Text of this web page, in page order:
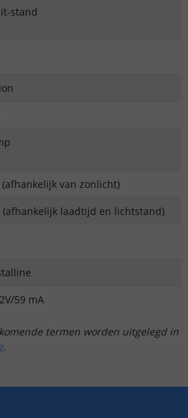
stand
van zonlicht)
laadtijd en lichtstand)
59 mA
termen worden uitgelegd in
.